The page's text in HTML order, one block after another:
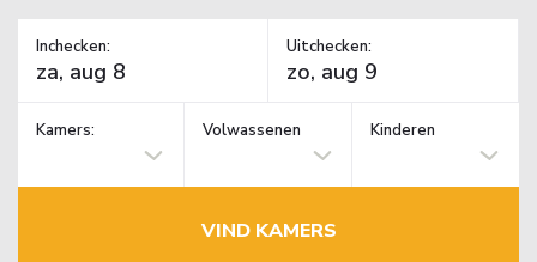
Inchecken: Uitchecken:
Kamers: Volwassenen Kinderen
VIND KAMERS